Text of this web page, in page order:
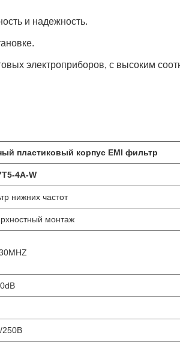
и надежность.
электроприборов, с высоким
пластиковый корпус EMI фильтр
4A-W
нижних частот
монтаж
250В